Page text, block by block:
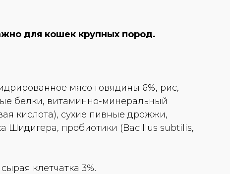
для кошек крупных пород.
мясо говядины 6%, рис,
белки, витаминно-минеральный
кислота), сухие пивные дрожжи,
Шидигера, пробиотики (Bacillus subtilis,
клетчатка 3%.